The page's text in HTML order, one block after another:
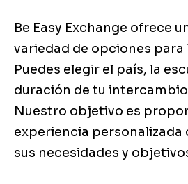
Be Easy Exchange ofrece
variedad de opciones para
Puedes elegir el país, la
duración de tu
Nuestro objetivo es
experiencia personalizada
sus necesidades y